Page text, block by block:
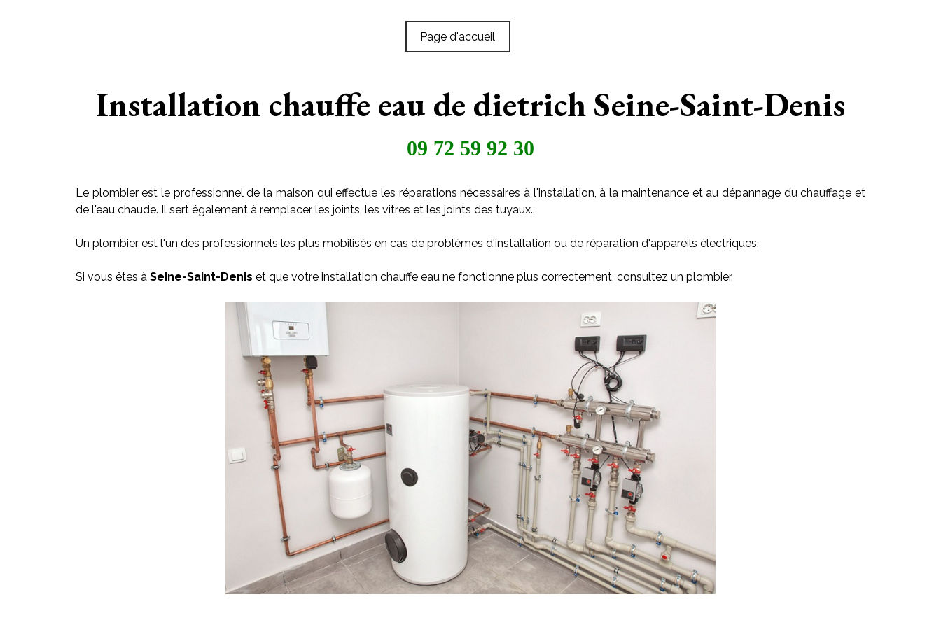
Page d'accueil
Installation chauffe eau de dietrich Seine-Saint-Denis
09 72 59 92 30
Le plombier est le professionnel de la maison qui effectue les réparations nécessaires à l'installation, à la maintenance et au dépannage du chauffage et
de l'eau chaude. Il sert également à remplacer les joints, les vitres et les joints des tuyaux..
Un plombier est l'un des professionnels les plus mobilisés en cas de problèmes d'installation ou de réparation d'appareils électriques.
Si vous êtes à Seine-Saint-Denis et que votre installation chauffe eau ne fonctionne plus correctement, consultez un plombier.